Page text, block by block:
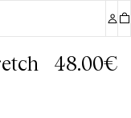
48.00€